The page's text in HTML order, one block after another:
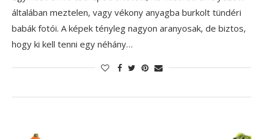
általában meztelen, vagy vékony anyagba burkolt tündéri
babák fotói. A képek tényleg nagyon aranyosak, de biztos,
hogy ki kell tenni egy néhány…